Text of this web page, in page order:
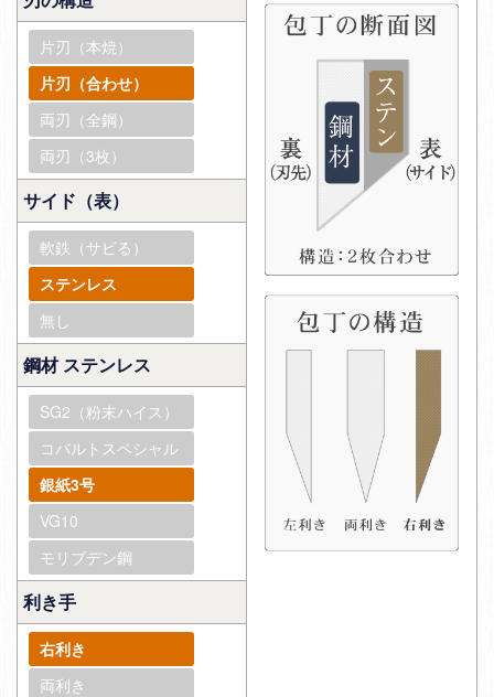
片刃（本焼）
片刃（合わせ）
両刃（全鋼）
両刃（3枚）
サイド（表）
軟鉄（サビる）
ステンレス
無し
鋼材 ステンレス
SG2（粉末ハイス）
コバルトスペシャル
銀紙3号
VG10
モリブデン鋼
利き手
右利き
両利き